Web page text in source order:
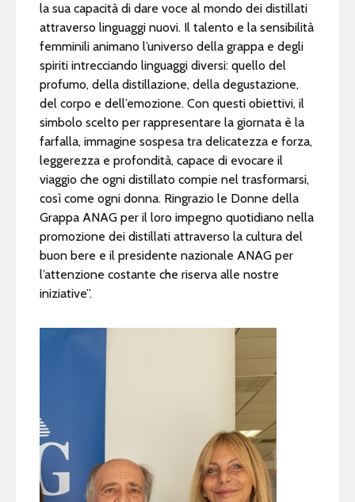
la sua capacità di dare voce al mondo dei distillati
attraverso linguaggi nuovi. Il talento e la sensibilità
femminili animano l’universo della grappa e degli
spiriti intrecciando linguaggi diversi: quello del
profumo, della distillazione, della degustazione,
del corpo e dell’emozione. Con questi obiettivi, il
simbolo scelto per rappresentare la giornata è la
farfalla, immagine sospesa tra delicatezza e forza,
leggerezza e profondità, capace di evocare il
viaggio che ogni distillato compie nel trasformarsi,
così come ogni donna. Ringrazio le Donne della
Grappa ANAG per il loro impegno quotidiano nella
promozione dei distillati attraverso la cultura del
buon bere e il presidente nazionale ANAG per
l’attenzione costante che riserva alle nostre
iniziative”.